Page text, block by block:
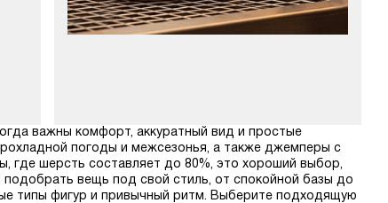
важны комфорт, аккуратный вид и простые
погоды и межсезонья, а также джемперы с
где шерсть составляет до 80%, это хороший выбор,
вещь под свой стиль, от спокойной базы до
типы фигур и привычный ритм. Выберите подходящую